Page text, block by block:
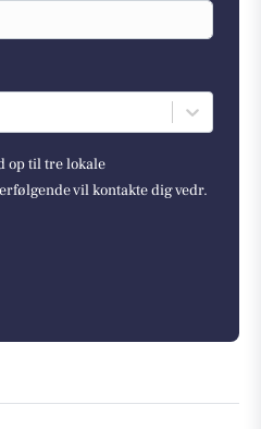
op til tre lokale
vil kontakte dig vedr.